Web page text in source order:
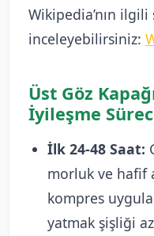
Wikipedia’nın ilgili
inceleyebilirsiniz:
Üst Göz
İyileşme
İlk 24-48 Saat:
morluk ve hafif
kompres
yatmak şişliği